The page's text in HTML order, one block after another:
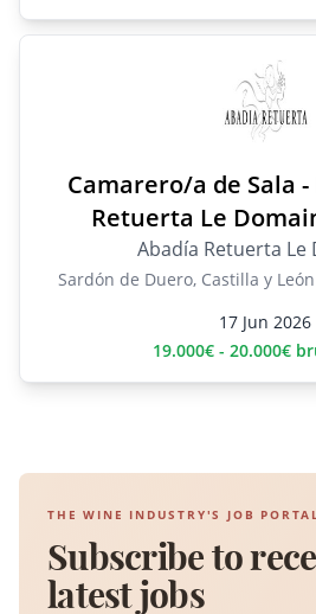
Camarero/a de Sala
Retuerta Le
Abadía Retuerta Le
Sardón de Duero, Castilla y
17 Jun 2026
19.000€ - 20.000€
THE WINE INDUSTRY'S JOB PORTAL
Subscribe to
latest jobs